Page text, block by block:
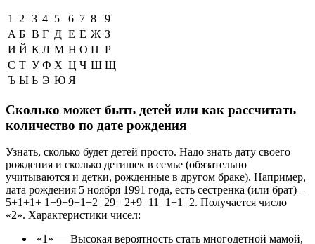
1 2 3 4 5 6 7 8
9
А Б В Г Д Е Ё Ж З
И Й К Л М Н О П Р
С Т У Ф Х Ц Ч Ш Щ
Ъ Ы Ь Э Ю Я
Сколько может быть детей или как рассчитать
количество по дате рождения
Узнать, сколько будет детей просто. Надо знать дату своего
рождения и сколько детишек в семье (обязательно
учитываются и детки, рожденные в другом браке). Например,
дата рождения 5 ноября 1991 года, есть сестренка (или брат) –
5+1+1+ 1+9+9+1+2=29= 2+9=11=1+1=2. Получается число
«2». Характеристики чисел:
«1» — Высокая вероятность стать многодетной мамой,